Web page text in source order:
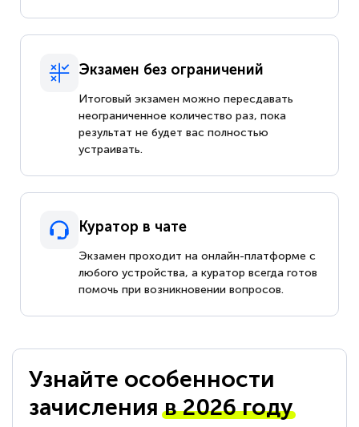
Экзамен без ограничений
Итоговый экзамен можно пересдавать
неограниченное количество раз, пока
результат не будет вас полностью
устраивать.
Куратор в чате
Экзамен проходит на онлайн-платформе с
любого устройства, а куратор всегда готов
помочь при возникновении вопросов.
Узнайте особенности
зачисленияв 2026 году